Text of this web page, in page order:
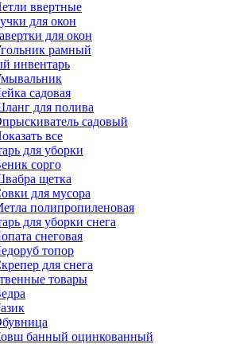
ввертные
для окон
для окон
рамный
инвентарь
садовая
для полива
садовый
все
для уборки
сорго
щетка
для мусора
полипропиленовая
для уборки снега
снеговая
топор
для снега
товары
банный оцинкованный